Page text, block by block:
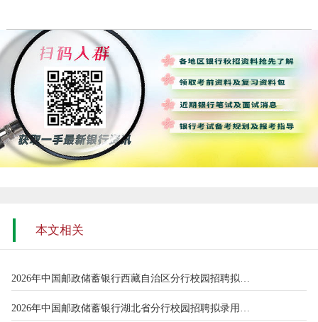
本文相关
2026年中国邮政储蓄银行西藏自治区分行校园招聘拟录用人员名单公
2026年中国邮政储蓄银行湖北省分行校园招聘拟录用人员公示